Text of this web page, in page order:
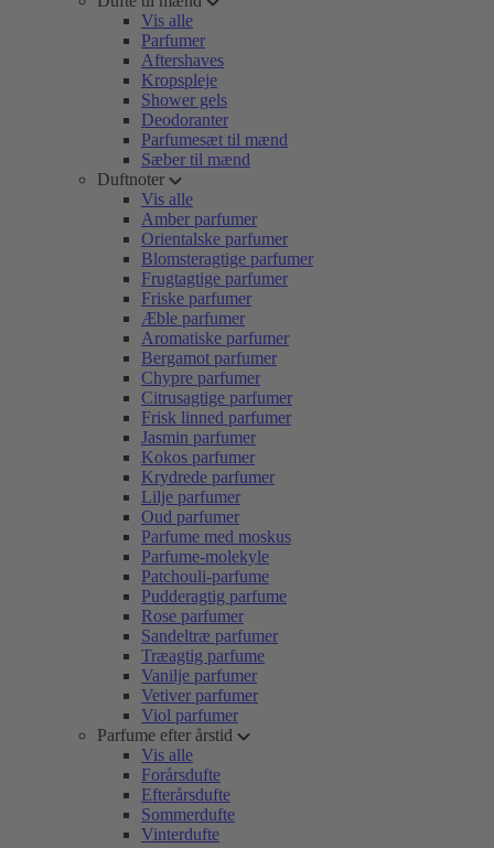
Vis alle
Parfumer
Aftershaves
Kropspleje
Shower gels
Deodoranter
Parfumesæt til mænd
Sæber til mænd
Duftnoter
Vis alle
Amber parfumer
Orientalske parfumer
Blomsteragtige parfumer
Frugtagtige parfumer
Friske parfumer
Æble parfumer
Aromatiske parfumer
Bergamot parfumer
Chypre parfumer
Citrusagtige parfumer
Frisk linned parfumer
Jasmin parfumer
Kokos parfumer
Krydrede parfumer
Lilje parfumer
Oud parfumer
Parfume med moskus
Parfume-molekyle
Patchouli-parfume
Pudderagtig parfume
Rose parfumer
Sandeltræ parfumer
Træagtig parfume
Vanilje parfumer
Vetiver parfumer
Viol parfumer
Parfume efter årstid
Vis alle
Forårsdufte
Efterårsdufte
Sommerdufte
Vinterdufte